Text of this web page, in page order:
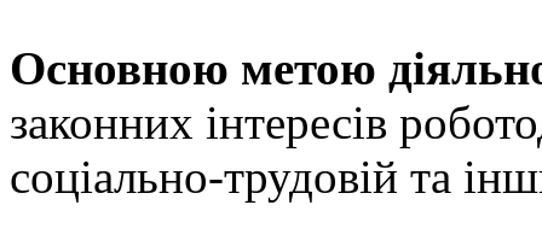
Основною метою
законних інтересів
соціально-трудовій та